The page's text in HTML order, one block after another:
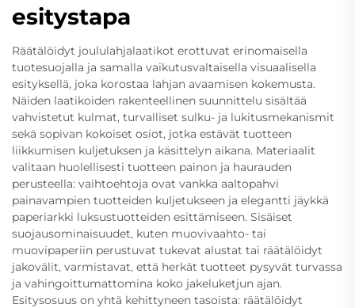
esitystapa
Räätälöidyt joululahjalaatikot erottuvat erinomaisella
tuotesuojalla ja samalla vaikutusvaltaisella visuaalisella
esityksellä, joka korostaa lahjan avaamisen kokemusta.
Näiden laatikoiden rakenteellinen suunnittelu sisältää
vahvistetut kulmat, turvalliset sulku- ja lukitusmekanismit
sekä sopivan kokoiset osiot, jotka estävät tuotteen
liikkumisen kuljetuksen ja käsittelyn aikana. Materiaalit
valitaan huolellisesti tuotteen painon ja haurauden
perusteella: vaihtoehtoja ovat vankka aaltopahvi
painavampien tuotteiden kuljetukseen ja elegantti jäykkä
paperiarkki luksustuotteiden esittämiseen. Sisäiset
suojausominaisuudet, kuten muovivaahto- tai
muovipaperiin perustuvat tukevat alustat tai räätälöidyt
jakovälit, varmistavat, että herkät tuotteet pysyvät turvassa
ja vahingoittumattomina koko jakeluketjun ajan.
Esitysosuus on yhtä kehittyneen tasoista: räätälöidyt